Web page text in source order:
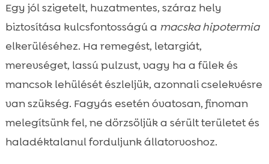
Egy jól szigetelt, huzatmentes, száraz hely
biztosítása kulcsfontosságú a macska hipotermia
elkerüléséhez. Ha remegést, letargiát,
merevséget, lassú pulzust, vagy ha a fülek és
mancsok lehülését észleljük, azonnali cselekvésre
van szükség. Fagyás esetén óvatosan, finoman
melegítsünk fel, ne dörzsöljük a sérült területet és
haladéktalanul forduljunk állatorvoshoz.